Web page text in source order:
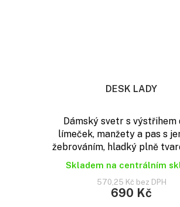
DESK LADY
Dámský svetr s výstřihem
límeček, manžety a pas s
žebrováním, hladký plně
Skladem na centrálním
570,25 Kč bez DPH
690 Kč